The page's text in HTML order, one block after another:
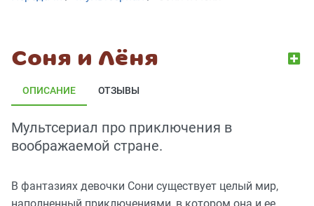
Соня и Лёня
ОПИСАНИЕ ОТЗЫВЫ
Мультсериал про приключения в
воображаемой стране.
В фантазиях девочки Сони существует целый мир,